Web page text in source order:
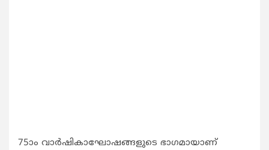
75ാം വാര്‍ഷികാഘോഷങ്ങളുടെ ഭാഗമായാണ്